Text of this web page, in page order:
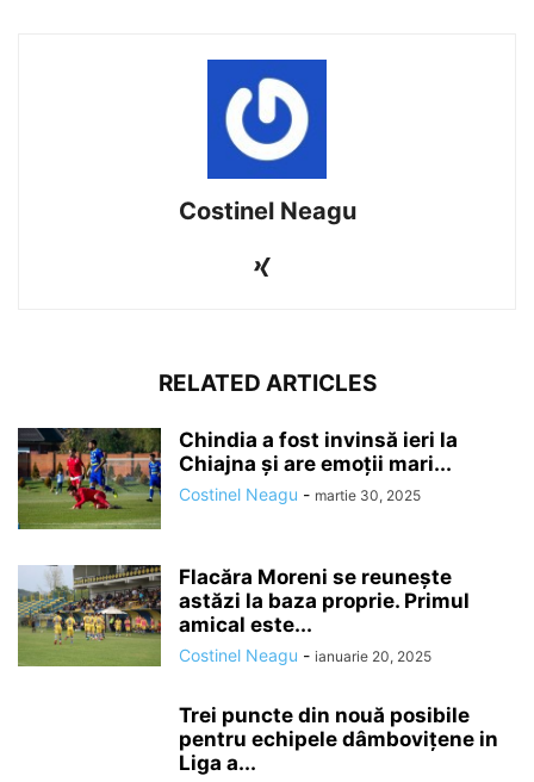
Costinel Neagu
RELATED ARTICLES
Chindia a fost invinsă ieri la
Chiajna și are emoții mari...
Costinel Neagu - martie 30, 2025
Flacăra Moreni se reuneşte
astăzi la baza proprie. Primul
amical este...
Costinel Neagu - ianuarie 20, 2025
Trei puncte din nouă posibile
pentru echipele dâmboviţene in
Liga a...